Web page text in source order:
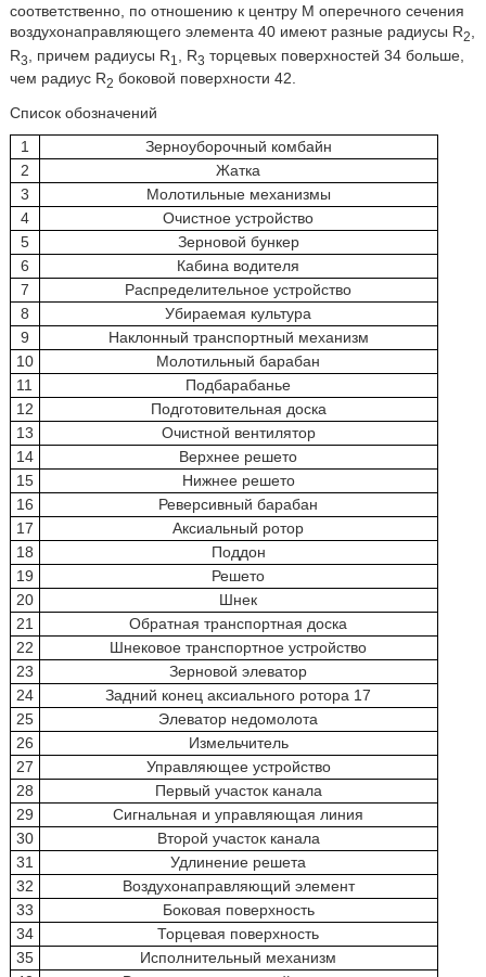
соответственно, по отношению к центру М оперечного сечения
воздухонаправляющего элемента 40 имеют разные радиусы R2
R3 , причем радиусы R1 , R3 торцевых поверхностей 34 больше,
чем радиус R2 боковой поверхности 42.
Список обозначений
1
Зерноуборочный комбайн
2
Жатка
3
Молотильные механизмы
4
Очистное устройство
5
Зерновой бункер
6
Кабина водителя
7
Распределительное устройство
8
Убираемая культура
9
Наклонный транспортный механизм
10
Молотильный барабан
11
Подбарабанье
12
Подготовительная доска
13
Очистной вентилятор
14
Верхнее решето
15
Нижнее решето
16
Реверсивный барабан
17
Аксиальный ротор
18
Поддон
19
Решето
20
Шнек
21
Обратная транспортная доска
22
Шнековое транспортное устройство
23
Зерновой элеватор
24
Задний конец аксиального ротора 17
25
Элеватор недомолота
26
Измельчитель
27
Управляющее устройство
28
Первый участок канала
29
Сигнальная и управляющая линия
30
Второй участок канала
31
Удлинение решета
32
Воздухонаправляющий элемент
33
Боковая поверхность
34
Торцевая поверхность
35
Исполнительный механизм